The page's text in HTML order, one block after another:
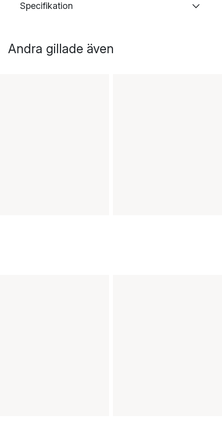
Specifikation
Andra gillade även